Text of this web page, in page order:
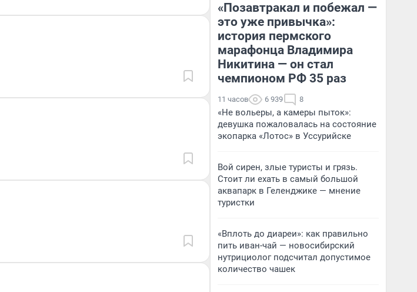
Надежда Губарь
«Позавтракал и побежал —
это уже привычка»:
история пермского
марафонца Владимира
Никитина — он стал
чемпионом РФ 35 раз
11 часов 6 939 8
«Не вольеры, а камеры пыток»:
девушка пожаловалась на состояние
экопарка «Лотос» в Уссурийске
Вой сирен, злые туристы и грязь.
Стоит ли ехать в самый большой
аквапарк в Геленджике — мнение
туристки
«Вплоть до диареи»: как правильно
пить иван-чай — новосибирский
нутрициолог подсчитал допустимое
количество чашек